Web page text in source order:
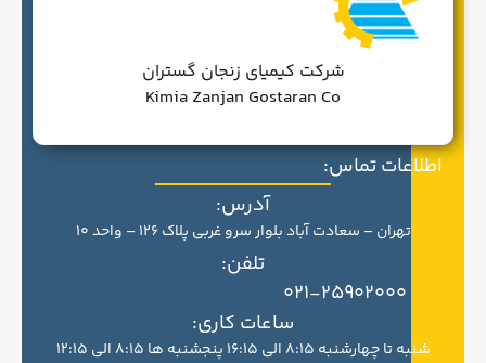
اطلاعات تماس:
آدرس:
تهران – سعادت آباد بلوار سرو غربی پلاک 126 – واحد 10
تلفن:
021-25902000
ساعات کاری:
شنبه تا چهارشنبه 8:15 الی 16:15 پنجشنبه ها 8:15 الی 12:15
شرکت کیمیای زنجان گستران
Kimia Zanjan Gostaran Co